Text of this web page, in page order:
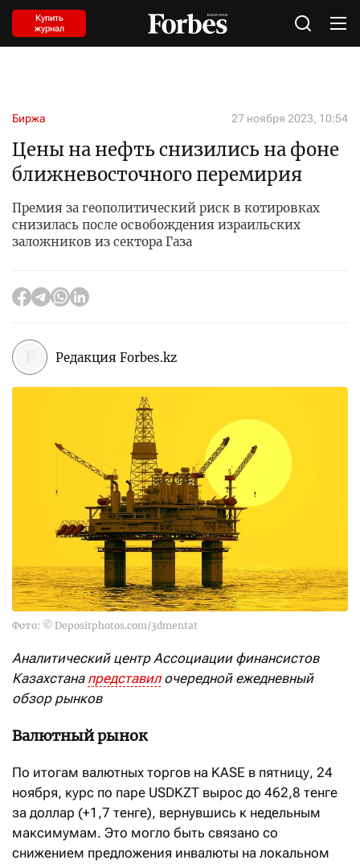
Купить
журнал
Биржа 27 ноября 2023, 10:54
Цены на нефть снизились на фоне
ближневосточного перемирия
Премия за геополитический риск в котировках
снизилась после освобождения израильских
заложников из сектора Газа
Редакция Forbes.kz
Фото: © Depositphotos.com/3dmentat
Аналитический центр Ассоциации финансистов
Казахстана представилочередной ежедневный
обзор рынков
Валютный рынок
По итогам валютных торгов на KASE в пятницу, 24
ноября, курс по паре USDKZT вырос до 462,8 тенге
за доллар (+1,7 тенге), вернувшись к недельным
максимумам. Это могло быть связано со
снижением предложения инвалюты на локальном